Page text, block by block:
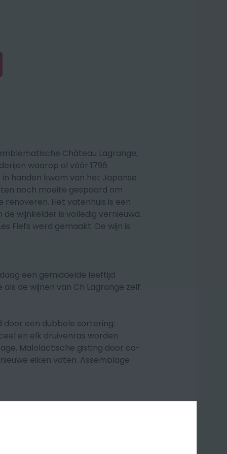
Château Lagrange,
waarop al vóór 1796
handen kwam van het Japanse
noch moeite gespaard om
Het vatenhuis is een
wijnkelder is volledig vernieuwd.
Fiefs werd gemaakt. De wijn is
een gemiddelde leeftijd
de wijnen van Ch Lagrange zelf.
door een dubbele sortering:
en elk druivenras worden
Malolactische gisting door co-
eiken vaten. Assemblage
maar heeft het potentieel
peut être le plus grand